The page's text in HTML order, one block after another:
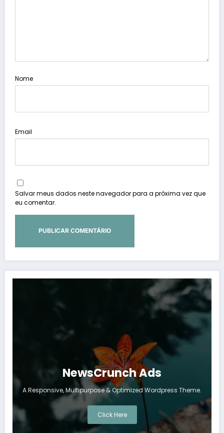
Nome
Email
Salvar meus dados neste navegador para a próxima vez que
eu comentar.
NewsCrunch Ads
A Responsive, Multipurpose & Optimized Wordpress Theme.
Click Here